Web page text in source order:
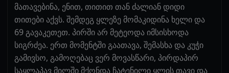
მათავებინა, ენით, თითით თან ძალიან დიდი
თითები აქვს. შემდეგ ყლეზე მომაკიდინა ხელი და
69 გავაკეთეთ. პირში არ მეტეოდა იმსისხოდა
სიგრძეა. ერთ მომენტში გაათავა, შემასხა და კუჭი
გამივსო, გამოღებაც ვერ მოვასწარი, პირდაპირ
საყლაპავ მილში მქონდა ჩატენილი ყლის თავი და